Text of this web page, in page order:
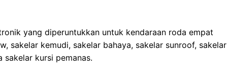
yang diperuntukkan untuk kendaraan roda empat
sakelar kemudi, sakelar bahaya, sakelar sunroof, sakelar
sakelar kursi pemanas.